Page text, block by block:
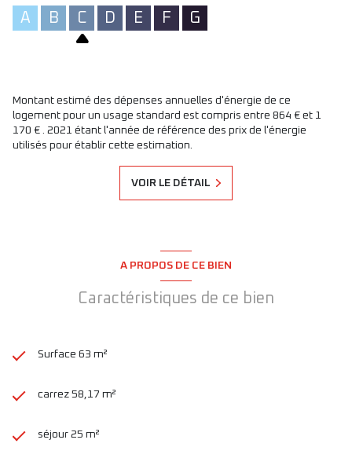
A B C D E F G
Montant estimé des dépenses annuelles d'énergie de ce
logement pour un usage standard est compris entre 864 € et 1
170 € . 2021 étant l'année de référence des prix de l'énergie
utilisés pour établir cette estimation.
VOIR LE DÉTAIL
A PROPOS DE CE BIEN
Caractéristiques de ce bien
Surface 63 m²
carrez 58,17 m²
séjour 25 m²